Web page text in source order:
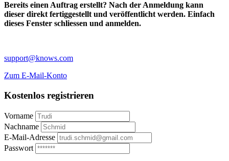
Bereits einen Auftrag erstellt? Nach der Anmeldung kann
dieser direkt fertiggestellt und veröffentlicht werden. Einfach
dieses Fenster schliessen und anmelden.
support@knows.com
Zum E-Mail-Konto
Kostenlos registrieren
Vorname
Nachname
E-Mail-Adresse
Passwort